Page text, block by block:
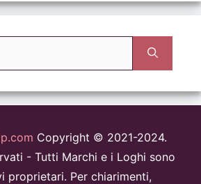
Copyright © 2021-2024.
- Tutti Marchi e i Loghi sono
proprietari. Per chiarimenti,